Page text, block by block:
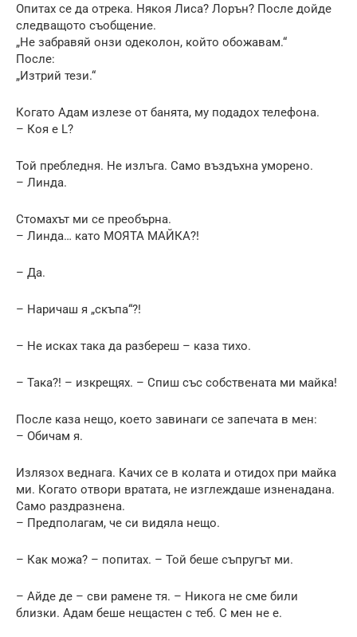
Опитах се да отрека. Някоя Лиса? Лорън? После дойде
следващото съобщение.
„Не забравяй онзи одеколон, който обожавам.“
После:
„Изтрий тези.“
Когато Адам излезе от банята, му подадох телефона.
– Коя е L?
Той пребледня. Не излъга. Само въздъхна уморено.
– Линда.
Стомахът ми се преобърна.
– Линда… като МОЯТА МАЙКА?!
– Да.
– Наричаш я „скъпа“?!
– Не исках така да разбереш – каза тихо.
– Така?! – изкрещях. – Спиш със собствената ми майка!
После каза нещо, което завинаги се запечата в мен:
– Обичам я.
Излязох веднага. Качих се в колата и отидох при майка
ми. Когато отвори вратата, не изглеждаше изненадана.
Само раздразнена.
– Предполагам, че си видяла нещо.
– Как можа? – попитах. – Той беше съпругът ми.
– Айде де – сви рамене тя. – Никога не сме били
близки. Адам беше нещастен с теб. С мен не е.